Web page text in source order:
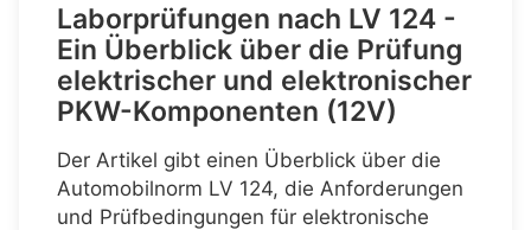
Laborprüfungen nach LV 124 -
Ein Überblick über die Prüfung
elektrischer und elektronischer
PKW-Komponenten (12V)
Der Artikel gibt einen Überblick über die
Automobilnorm LV 124, die Anforderungen
und Prüfbedingungen für elektronische